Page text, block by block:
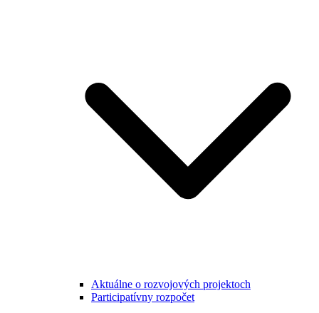
Aktuálne o rozvojových projektoch
Participatívny rozpočet